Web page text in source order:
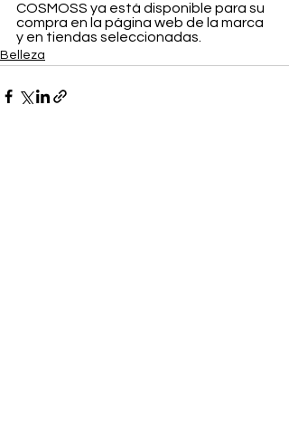
COSMOSS ya está disponible para su
compra en la página web de la marca
y en tiendas seleccionadas.
Belleza